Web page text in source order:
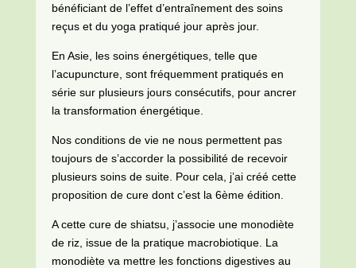
bénéficiant de l’effet d’entraînement des soins
reçus et du yoga pratiqué jour après jour.
En Asie, les soins énergétiques, telle que
l’acupuncture, sont fréquemment pratiqués en
série sur plusieurs jours consécutifs, pour ancrer
la transformation énergétique.
Nos conditions de vie ne nous permettent pas
toujours de s’accorder la possibilité de recevoir
plusieurs soins de suite. Pour cela, j’ai créé cette
proposition de cure dont c’est la 6ème édition.
A cette cure de shiatsu, j’associe une monodiète
de riz, issue de la pratique macrobiotique. La
monodiète va mettre les fonctions digestives au